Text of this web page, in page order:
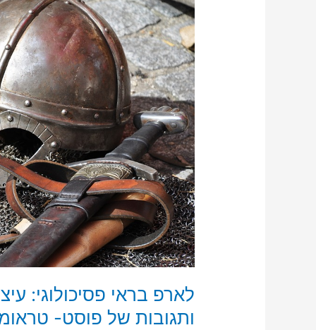
לארפ בראי פסיכולוגי:
ותגובות של פוסט-
פסיכולוגי:
עיצות
להתמודדות
עם
התקפי
חרדה
ותגובות
של
פוסט-
טראומה.
חלק
ב'